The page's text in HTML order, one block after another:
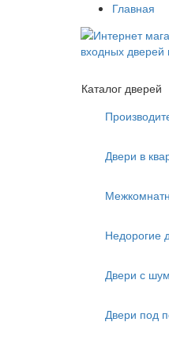
Главная
Каталог дверей
Двери в
Недорогие
Двери с
Двери под